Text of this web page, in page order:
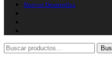
Nuevos Desarrollos